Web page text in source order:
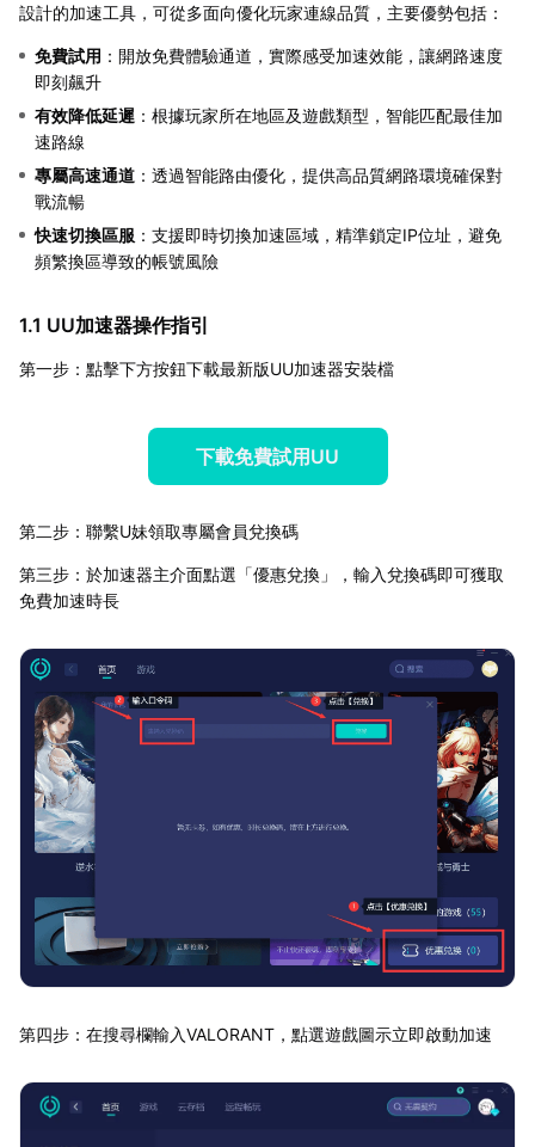
設計的加速工具，可從多面向優化玩家連線品質，主要優勢包括：
免費試用 ：開放免費體驗通道，實際感受加速效能，讓網路速度
即刻飆升
有效降低延遲 ：根據玩家所在地區及遊戲類型，智能匹配最佳加
速路線
專屬高速通道 ：透過智能路由優化，提供高品質網路環境確保對
戰流暢
快速切換區服 ：支援即時切換加速區域，精準鎖定IP位址，避免
頻繁換區導致的帳號風險
1.1 UU加速器操作指引
第一步：點擊下方按鈕下載最新版UU加速器安裝檔
下載免費試用UU
第二步：聯繫U妹領取專屬會員兌換碼
第三步：於加速器主介面點選「優惠兌換」，輸入兌換碼即可獲取
免費加速時長
第四步：在搜尋欄輸入VALORANT，點選遊戲圖示立即啟動加速